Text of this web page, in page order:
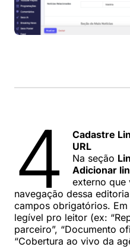
4
Cadastre
URL
Na seção
Adicionar
externo que
navegação dessa
campos obrigatórios. Em
legível pro leitor (ex:
parceiro”, “Documento
“Cobertura ao vivo da